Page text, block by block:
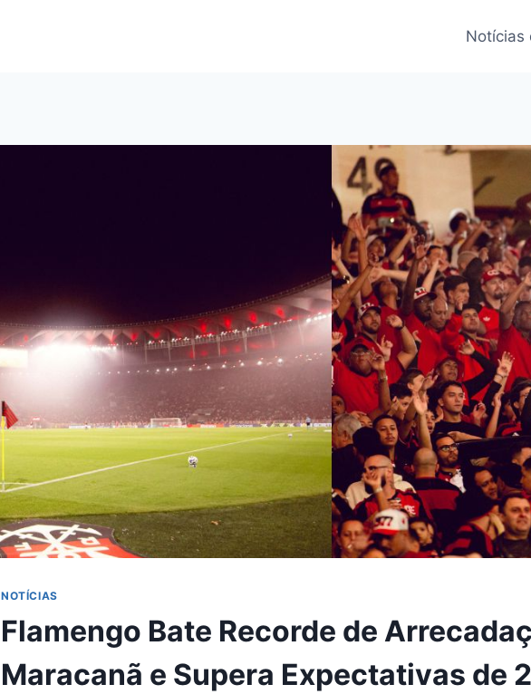
Notícias
NOTÍCIAS
Flamengo Bate Recorde de
Maracanã e Supera Expectativas de